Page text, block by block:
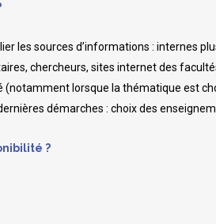
les sources d’informations : internes
chercheurs, sites internet des
(notamment lorsque la thématique est
démarches : choix des
?